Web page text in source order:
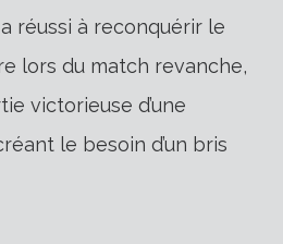
réussi à reconquérir le
lors du match revanche,
victorieuse d’une
le besoin d’un bris